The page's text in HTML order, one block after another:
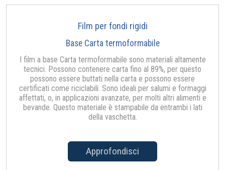
Film per fondi rigidi
Base Carta termoformabile
I film a base Carta termoformabile sono materiali altamente
tecnici. Possono contenere carta fino al 89%, per questo
possono essere buttati nella carta e possono essere
certificati come riciclabili. Sono ideali per salumi e formaggi
affettati, o, in applicazioni avanzate, per molti altri alimenti e
bevande. Questo materiale è stampabile da entrambi i lati
della vaschetta.
Approfondisci